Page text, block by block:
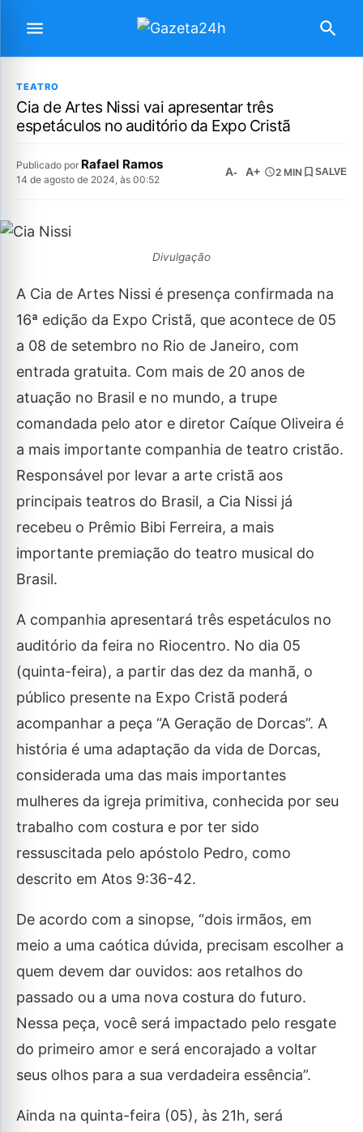
TEATRO
Cia de Artes Nissi vai apresentar três
espetáculos no auditório da Expo Cristã
Publicado por Rafael Ramos
14 de agosto de 2024, às 00:52
A- A+ 2 MIN SALVE
Divulgação
A Cia de Artes Nissi é presença confirmada na
16ª edição da Expo Cristã, que acontece de 05
a 08 de setembro no Rio de Janeiro, com
entrada gratuita. Com mais de 20 anos de
atuação no Brasil e no mundo, a trupe
comandada pelo ator e diretor Caíque Oliveira é
a mais importante companhia de teatro cristão.
Responsável por levar a arte cristã aos
principais teatros do Brasil, a Cia Nissi já
recebeu o Prêmio Bibi Ferreira, a mais
importante premiação do teatro musical do
Brasil.
A companhia apresentará três espetáculos no
auditório da feira no Riocentro. No dia 05
(quinta-feira), a partir das dez da manhã, o
público presente na Expo Cristã poderá
acompanhar a peça “A Geração de Dorcas”. A
história é uma adaptação da vida de Dorcas,
considerada uma das mais importantes
mulheres da igreja primitiva, conhecida por seu
trabalho com costura e por ter sido
ressuscitada pelo apóstolo Pedro, como
descrito em Atos 9:36-42.
De acordo com a sinopse, “dois irmãos, em
meio a uma caótica dúvida, precisam escolher a
quem devem dar ouvidos: aos retalhos do
passado ou a uma nova costura do futuro.
Nessa peça, você será impactado pelo resgate
do primeiro amor e será encorajado a voltar
seus olhos para a sua verdadeira essência”.
Ainda na quinta-feira (05), às 21h, será